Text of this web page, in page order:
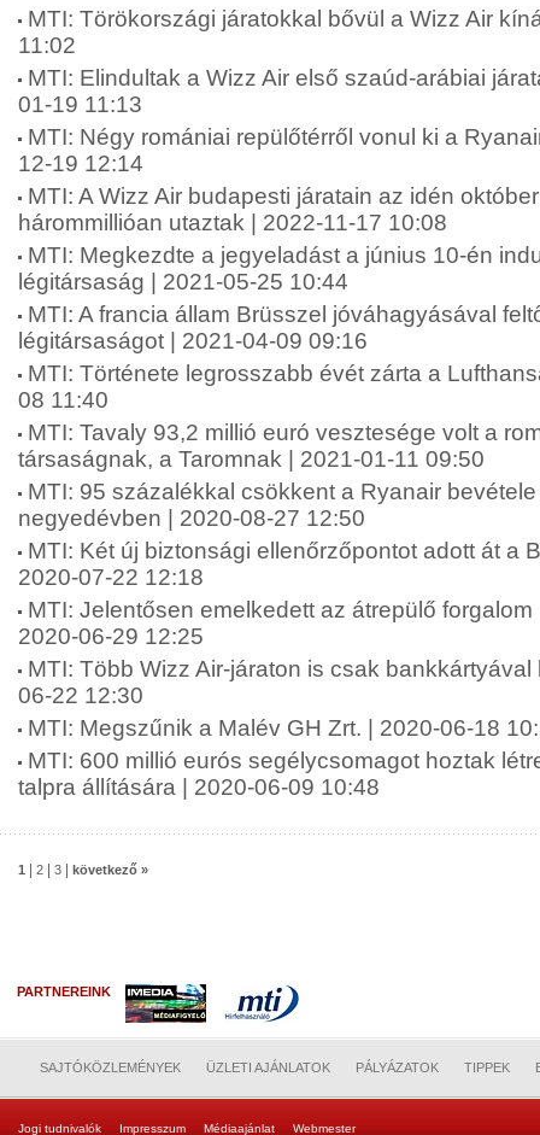
MTI: Törökországi járatokkal bővül a Wizz Air
11:02
MTI: Elindultak a Wizz Air első szaúd-arábiai
01-19 11:13
MTI: Négy romániai repülőtérről vonul ki a
12-19 12:14
MTI: A Wizz Air budapesti járatain az idén
hárommillióan utaztak | 2022-11-17 10:08
MTI: Megkezdte a jegyeladást a június 10-én
légitársaság | 2021-05-25 10:44
MTI: A francia állam Brüsszel jóváhagyásával
légitársaságot | 2021-04-09 09:16
MTI: Története legrosszabb évét zárta a
08 11:40
MTI: Tavaly 93,2 millió euró vesztesége volt a
társaságnak, a Taromnak | 2021-01-11 09:50
MTI: 95 százalékkal csökkent a Ryanair
negyedévben | 2020-08-27 12:50
MTI: Két új biztonsági ellenőrzőpontot adott át a
2020-07-22 12:18
MTI: Jelentősen emelkedett az átrepülő
2020-06-29 12:25
MTI: Több Wizz Air-járaton is csak bankkártyával
06-22 12:30
MTI: Megszűnik a Malév GH Zrt. | 2020-06-18
MTI: 600 millió eurós segélycsomagot hoztak
talpra állítására | 2020-06-09 10:48
1 2 3 következő »
PARTNEREINK
SAJTÓKÖZLEMÉNYEK ÜZLETI AJÁNLATOK PÁLYÁZATOK TIPPEK
Jogi tudnivalók Impresszum Médiaajánlat Webmester